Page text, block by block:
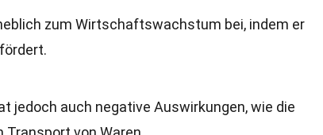
zum Wirtschaftswachstum bei, indem er
jedoch auch negative Auswirkungen, wie die